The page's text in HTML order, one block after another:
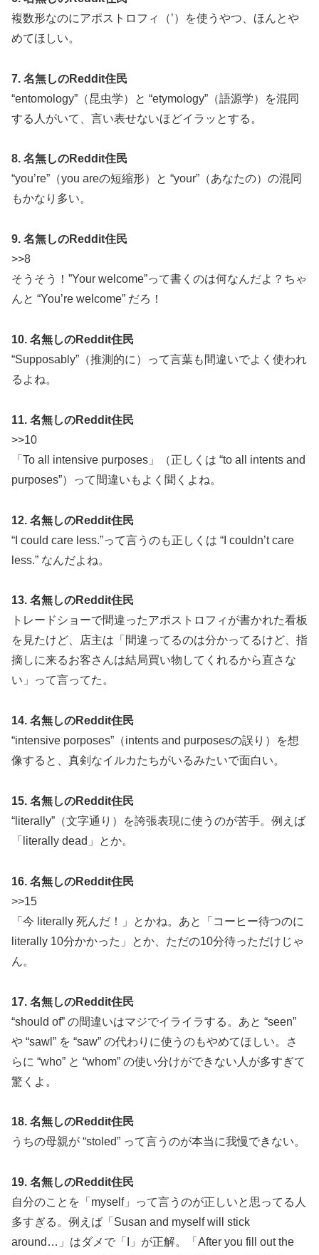
複数形なのにアポストロフィ（’）を使うやつ、ほんとや
めてほしい。
7. 名無しのReddit住民
“entomology”（昆虫学）と “etymology”（語源学）を混同
する人がいて、言い表せないほどイラッとする。
8. 名無しのReddit住民
“you’re”（you areの短縮形）と “your”（あなたの）の混同
もかなり多い。
9. 名無しのReddit住民
>>8
そうそう！”Your welcome”って書くのは何なんだよ？ちゃ
んと “You’re welcome” だろ！
10. 名無しのReddit住民
“Supposably”（推測的に）って言葉も間違いでよく使われ
るよね。
11. 名無しのReddit住民
>>10
「To all intensive purposes」（正しくは “to all intents and
purposes”）って間違いもよく聞くよね。
12. 名無しのReddit住民
“I could care less.”って言うのも正しくは “I couldn’t care
less.” なんだよね。
13. 名無しのReddit住民
トレードショーで間違ったアポストロフィが書かれた看板
を見たけど、店主は「間違ってるのは分かってるけど、指
摘しに来るお客さんは結局買い物してくれるから直さな
い」って言ってた。
14. 名無しのReddit住民
“intensive porposes”（intents and purposesの誤り）を想
像すると、真剣なイルカたちがいるみたいで面白い。
15. 名無しのReddit住民
“literally”（文字通り）を誇張表現に使うのが苦手。例えば
「literally dead」とか。
16. 名無しのReddit住民
>>15
「今 literally 死んだ！」とかね。あと「コーヒー待つのに
literally 10分かかった」とか、ただの10分待っただけじゃ
ん。
17. 名無しのReddit住民
“should of” の間違いはマジでイライラする。あと “seen”
や “sawl” を “saw” の代わりに使うのもやめてほしい。さ
らに “who” と “whom” の使い分けができない人が多すぎて
驚くよ。
18. 名無しのReddit住民
うちの母親が “stoled” って言うのが本当に我慢できない。
19. 名無しのReddit住民
自分のことを「myself」って言うのが正しいと思ってる人
多すぎる。例えば「Susan and myself will stick
around…」はダメで「I」が正解。「After you fill out the